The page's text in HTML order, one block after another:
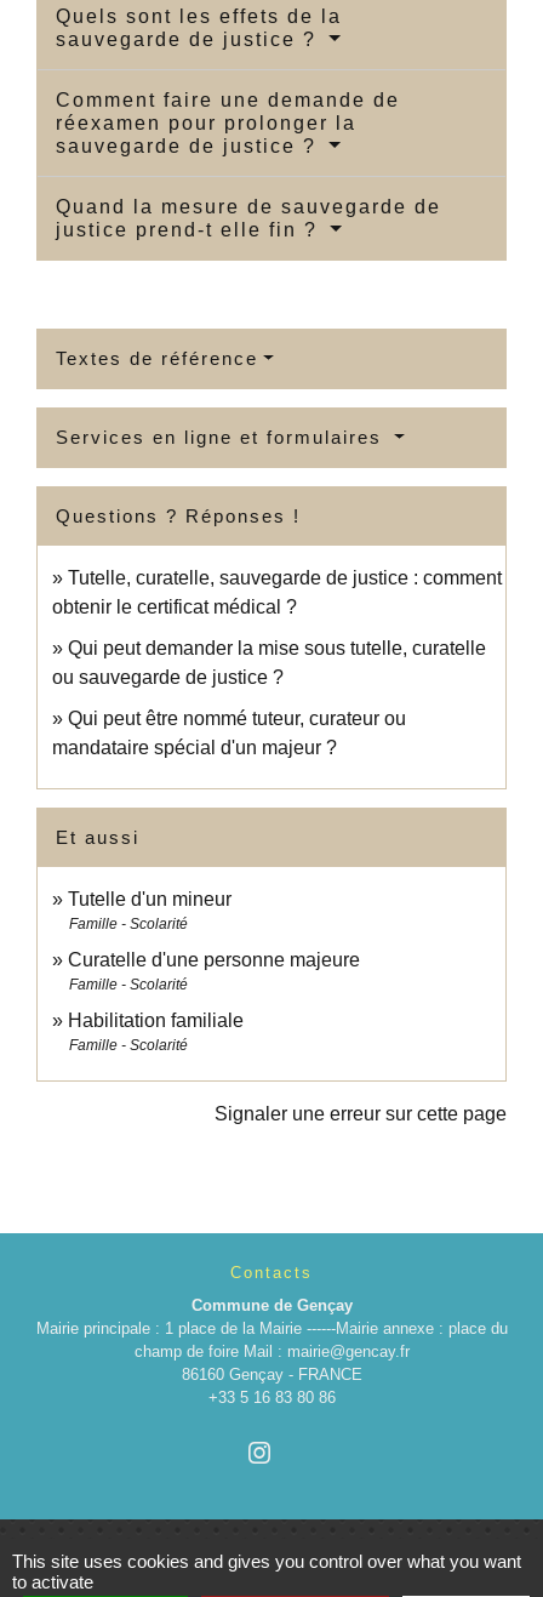
Quels sont les effets de la
sauvegarde de justice ?
Comment faire une demande de
réexamen pour prolonger la
sauvegarde de justice ?
Quand la mesure de sauvegarde de
justice prend-t elle fin ?
Textes de référence
Services en ligne et formulaires
Questions ? Réponses !
Tutelle, curatelle, sauvegarde de justice : comment
obtenir le certificat médical ?
Qui peut demander la mise sous tutelle, curatelle
ou sauvegarde de justice ?
Qui peut être nommé tuteur, curateur ou
mandataire spécial d'un majeur ?
Et aussi
Tutelle d'un mineur
Famille - Scolarité
Curatelle d'une personne majeure
Famille - Scolarité
Habilitation familiale
Famille - Scolarité
Signaler une erreur sur cette page
Contacts
Commune de Gençay
Mairie principale : 1 place de la Mairie ------Mairie annexe : place du
champ de foire Mail : mairie@gencay.fr
86160 Gençay - FRANCE
+33 5 16 83 80 86
This site uses cookies and gives you control over what you want
to activate